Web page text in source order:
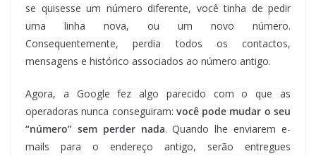
se quisesse um número diferente, você tinha de pedir
uma linha nova, ou um novo número.
Consequentemente, perdia todos os contactos,
mensagens e histórico associados ao número antigo.
Agora, a Google fez algo parecido com o que as
operadoras nunca conseguiram: você pode mudar o seu
“número” sem perder nada. Quando lhe enviarem e-
mails para o endereço antigo, serão entregues